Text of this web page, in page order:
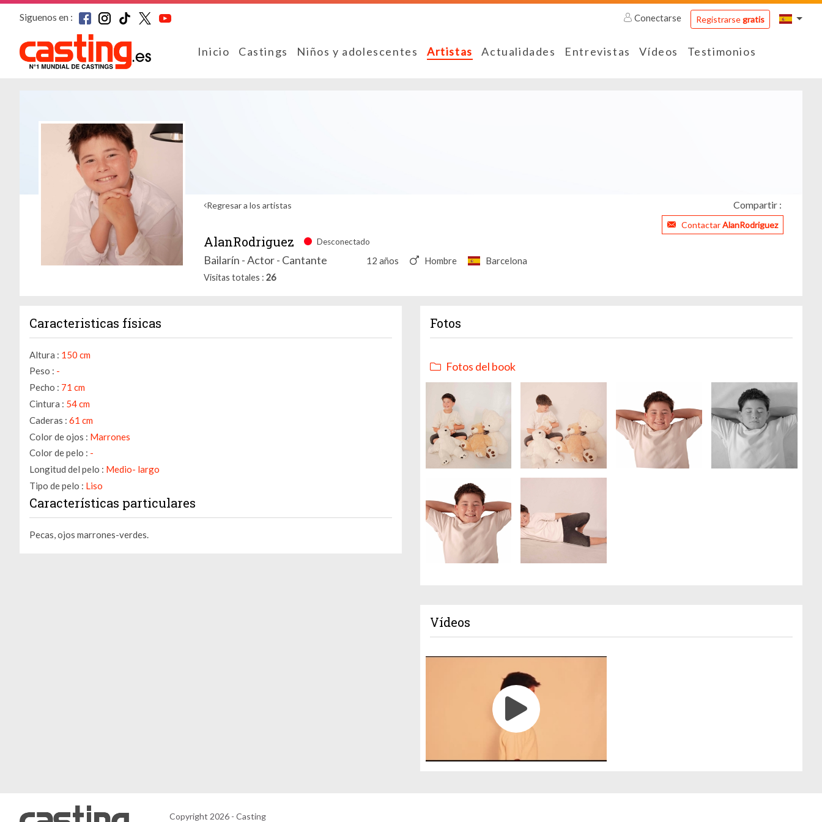
Siguenos en : Conectarse Registrarsegratis
Inicio Castings Niños y adolescentes Artistas Actualidades Entrevistas Vídeos Testimonios
Regresar a los artistas Compartir :
ContactarAlanRodriguez
AlanRodriguez Desconectado
Bailarín - Actor - Cantante 12 años Hombre Barcelona
Visitas totales 26
Caracteristicas físicas
Altura : 150 cm
Peso : -
Pecho : 71 cm
Cintura : 54 cm
Caderas : 61 cm
Color de ojos : Marrones
Color de pelo : -
Longitud del pelo : Medio- largo
Tipo de pelo : Liso
Características particulares
Pecas, ojos marrones-verdes.
Fotos
Fotos del book
Vídeos
Copyright 2026 - Casting